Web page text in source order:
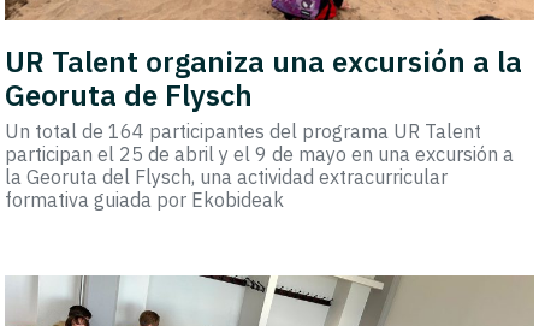
UR Talent organiza una excursión a la
Georuta de Flysch
Un total de 164 participantes del programa UR Talent
participan el 25 de abril y el 9 de mayo en una excursión a
la Georuta del Flysch, una actividad extracurricular
formativa guiada por Ekobideak